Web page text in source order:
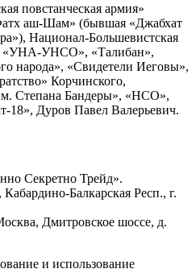
повстанческая армия»
аш-Шам» (бывшая «Джабхат
Национал-Большевистская
«УНА-УНСО», «Талибан»,
народа», «Свидетели Иеговы»,
Корчинского,
Степана Бандеры», «НСО»,
18», Дуров Павел Валерьевич.
Секретно Трейд».
Балкарская Респ., г.
Дмитровское шоссе, д.
и использование